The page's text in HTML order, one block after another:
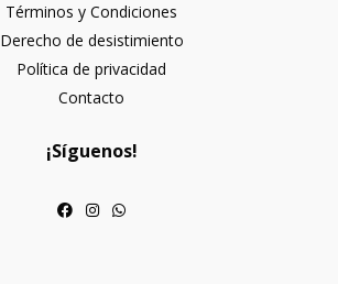
Términos y Condiciones
Derecho de desistimiento
Política de privacidad
Contacto
¡Síguenos!